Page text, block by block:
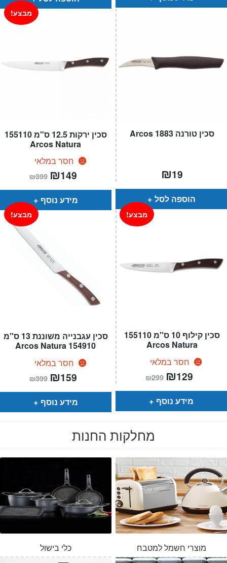
סכין ירקות 12.5 ס"מ 155110
Arcos Natura
חסר במלאי
מבצע!
₪399 המחיר
המקורי
היה:
₪399.
₪149
הוא:
מידע נוסף
סכין טורנה 1883 Arcos
₪19
הוספה לסל
סכין עגבנייה משוננת 13 ס"מ
154910 Arcos Natura
חסר במלאי
מבצע!
₪399 המחיר
המקורי
היה:
₪399.
₪159
הוא:
מידע נוסף
סכין קילוף 10 ס"מ 155110
Arcos Natura
חסר במלאי
מבצע!
₪299 המחיר
המקורי
היה:
₪299.
₪129
הוא:
מידע נוסף
מחלקות החנות
כלי בישול מוצרי חשמל למטבח